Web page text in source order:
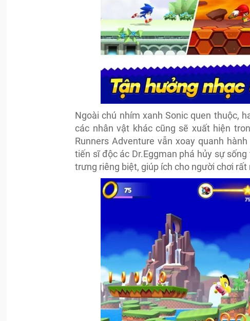
Ngoài chú nhím xanh Sonic quen thuộc,
các nhân vật khác cũng sẽ xuất hiện
Runners Adventure vẫn xoay quanh
tiến sĩ độc ác Dr.Eggman phá hủy sự
trưng riêng biệt, giúp ích cho người chơi